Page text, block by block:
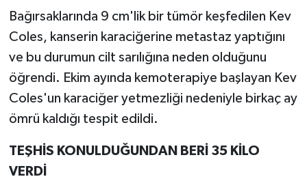
Bağırsaklarında 9 cm'lik bir tümör keşfedilen Kev
Coles, kanserin karaciğerine metastaz yaptığını
ve bu durumun cilt sarılığına neden olduğunu
öğrendi. Ekim ayında kemoterapiye başlayan Kev
Coles'un karaciğer yetmezliği nedeniyle birkaç ay
ömrü kaldığı tespit edildi.
TEŞHİS KONULDUĞUNDAN BERİ 35 KİLO
VERDİ